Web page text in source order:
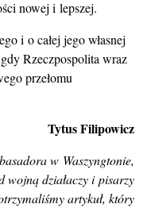
nowej i lepszej.
i o całej jego własnej
Rzeczpospolita wraz
przełomu
Tytus Filipowicz
w Waszyngtonie,
wojną działaczy i pisarzy
artykuł, który